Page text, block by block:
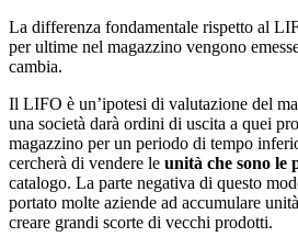
La differenza fondamentale rispetto al
per ultime nel magazzino vengono
cambia.
Il LIFO è un’ipotesi di valutazione del
una società darà ordini di uscita a quei
magazzino per un periodo di tempo
cercherà di vendere le unità che sono le
catalogo. La parte negativa di questo
portato molte aziende ad accumulare
creare grandi scorte di vecchi prodotti.